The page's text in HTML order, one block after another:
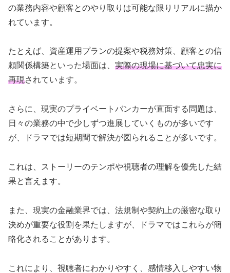
の業務内容や顧客とのやり取りは可能な限りリアルに描か
れています。
たとえば、資産運用プランの提案や税務対策、顧客との信
頼関係構築といった場面は、 実際の現場に基づいて忠実に
再現されています。
さらに、現実のプライベートバンカーが直面する問題は、
日々の業務の中で少しずつ進展していくものが多いです
が、ドラマでは短期間で解決が図られることが多いです。
これは、ストーリーのテンポや視聴者の理解を優先した結
果と言えます。
また、現実の金融業界では、法規制や契約上の厳密な取り
決めが重要な役割を果たしますが、ドラマではこれらが簡
略化されることがあります。
これにより、視聴者にわかりやすく、感情移入しやすい物